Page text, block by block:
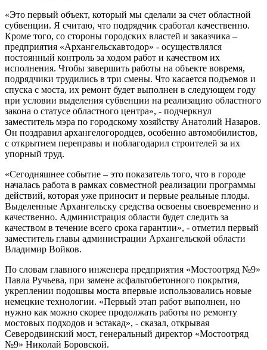
«Это первый объект, который мы сделали за счет областной
субвенции. Я считаю, что подрядчик сработал качественно.
Кроме того, со стороны городских властей и заказчика –
предприятия «Архангельскавтодор» - осуществлялся
постоянный контроль за ходом работ и качеством их
исполнения. Чтобы завершить работы на объекте вовремя,
подрядчики трудились в три смены. Что касается подъемов и
спуска с моста, их ремонт будет выполнен в следующем году
при условии выделения субвенции на реализацию областного
закона о статусе областного центра», - подчеркнул
заместитель мэра по городскому хозяйству Анатолий Назаров.
Он поздравил архангелогородцев, особенно автомобилистов,
с открытием переправы и поблагодарил строителей за их
упорный труд.
«Сегодняшнее событие – это показатель того, что в городе
началась работа в рамках совместной реализации программы
действий, которая уже приносит и первые реальные плоды.
Выделенные Архангельску средства освоены своевременно и
качественно. Администрация области будет следить за
качеством в течение всего срока гарантии», - отметил первый
заместитель главы администрации Архангельской области
Владимир Войков.
По словам главного инженера предприятия «Мостоотряд №9»
Павла Ручьева, при замене асфальтобетонного покрытия,
укреплении подошвы моста впервые использовались новые
немецкие технологии. «Первый этап работ выполнен, но
нужно как можно скорее продолжать работы по ремонту
мостовых подходов и эстакад», - сказал, открывая
Северодвинский мост, генеральный директор «Мостоотряд
№9» Николай Боровской.